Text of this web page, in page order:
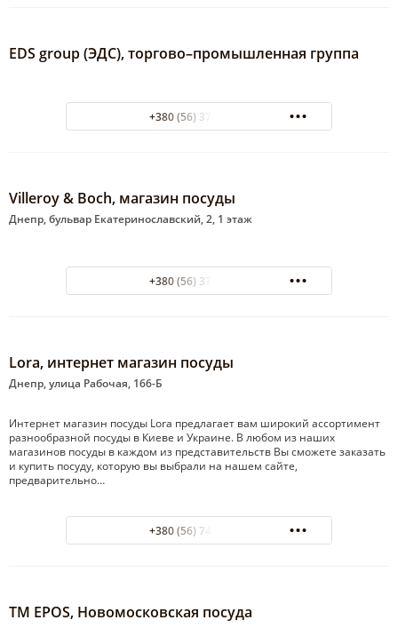
EDS group (ЭДС), торгово–промышленная группа
+380 (56) 374-90-60
Villeroy & Boch, магазин посуды
Днепр, бульвар Екатеринославский, 2, 1 этаж
+380 (56) 371-43-27
Lora, интернет магазин посуды
Днепр, улица Рабочая, 166-Б
Интернет магазин посуды Lora предлагает вам широкий ассортимент
разнообразной посуды в Киеве и Украине. В любом из наших
магазинов посуды в каждом из представительств Вы сможете заказать
и купить посуду, которую вы выбрали на нашем сайте,
предварительно…
+380 (56) 740-34-44
ТМ EPOS, Новомосковская посуда